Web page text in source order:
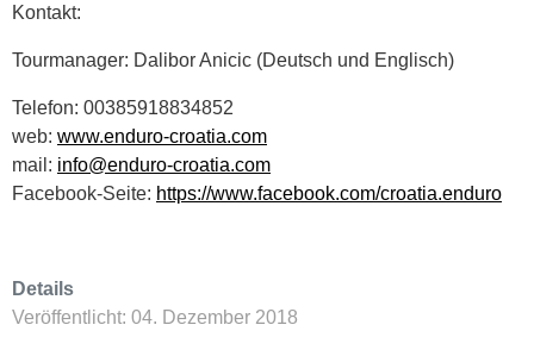
Kontakt:
Tourmanager: Dalibor Anicic (Deutsch und Englisch)
Telefon: 00385918834852
web: www.enduro-croatia.com
mail: info@enduro-croatia.com
Facebook-Seite: https://www.facebook.com/croatia.enduro
Details
Veröffentlicht: 04. Dezember 2018